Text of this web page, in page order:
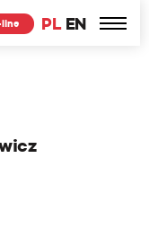
PL EN